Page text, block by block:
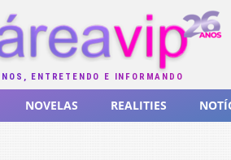
ENTRETENDO E INFORMANDO
NOVELAS REALITIES